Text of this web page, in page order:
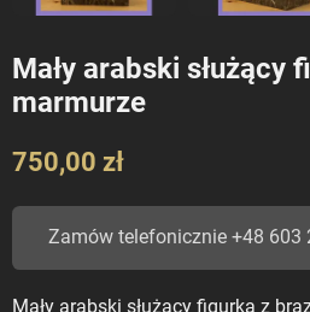
Mały arabski służący
marmurze
750,00 zł
Zamów telefonicznie +48 603
Mały arabski służący figurka z